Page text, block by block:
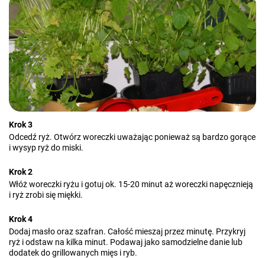
Krok 3
Odcedź ryż. Otwórz woreczki uważając ponieważ są bardzo gorące
i wysyp ryż do miski.
Krok 2
Włóż woreczki ryżu i gotuj ok. 15-20 minut aż woreczki napęcznieją
i ryż zrobi się miękki.
Krok 4
Dodaj masło oraz szafran. Całość mieszaj przez minutę. Przykryj
ryż i odstaw na kilka minut. Podawaj jako samodzielne danie lub
dodatek do grillowanych mięs i ryb.